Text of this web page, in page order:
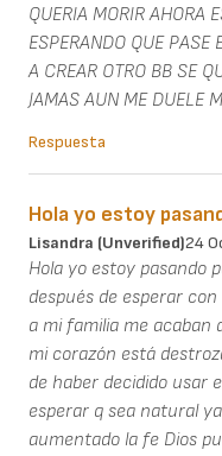
QUERIA MORIR AHORA
ESPERANDO QUE PASE
A CREAR OTRO BB SE
JAMAS AUN ME DUELE
Respuesta
Hola yo estoy
Lisandra (unverified)24
Hola yo estoy pasando
después de esperar
a mi familia me acaban
mi corazón está
de haber decidido usar
esperar q sea natural
aumentado la fe Dios